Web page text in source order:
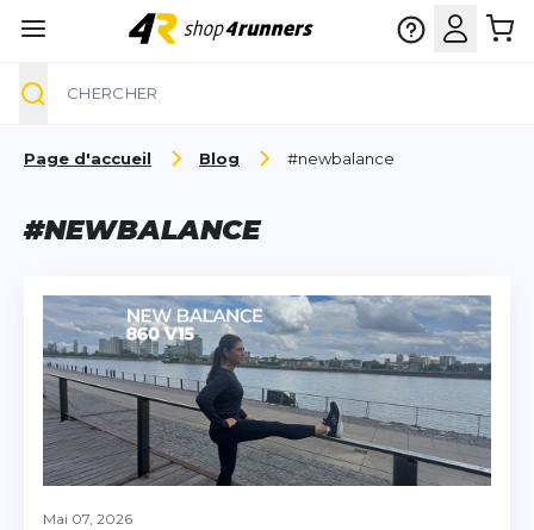
Page d'accueil Blog #newbalance
#NEWBALANCE
Mai 07, 2026